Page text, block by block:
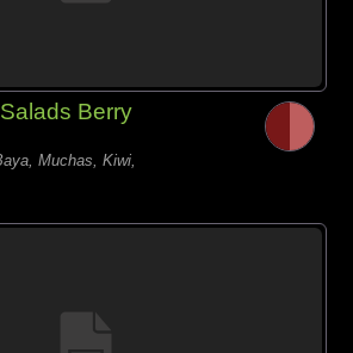
Berry
Muchas, Kiwi,